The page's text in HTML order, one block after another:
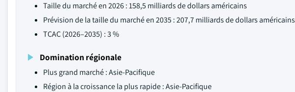
Taille du marché en 2026 : 158,5 milliards de dollars américains
Prévision de la taille du marché en 2035 : 207,7 milliards de dollars américains
TCAC (2026–2035) : 3 %
Domination régionale
Plus grand marché : Asie-Pacifique
Région à la croissance la plus rapide : Asie-Pacifique